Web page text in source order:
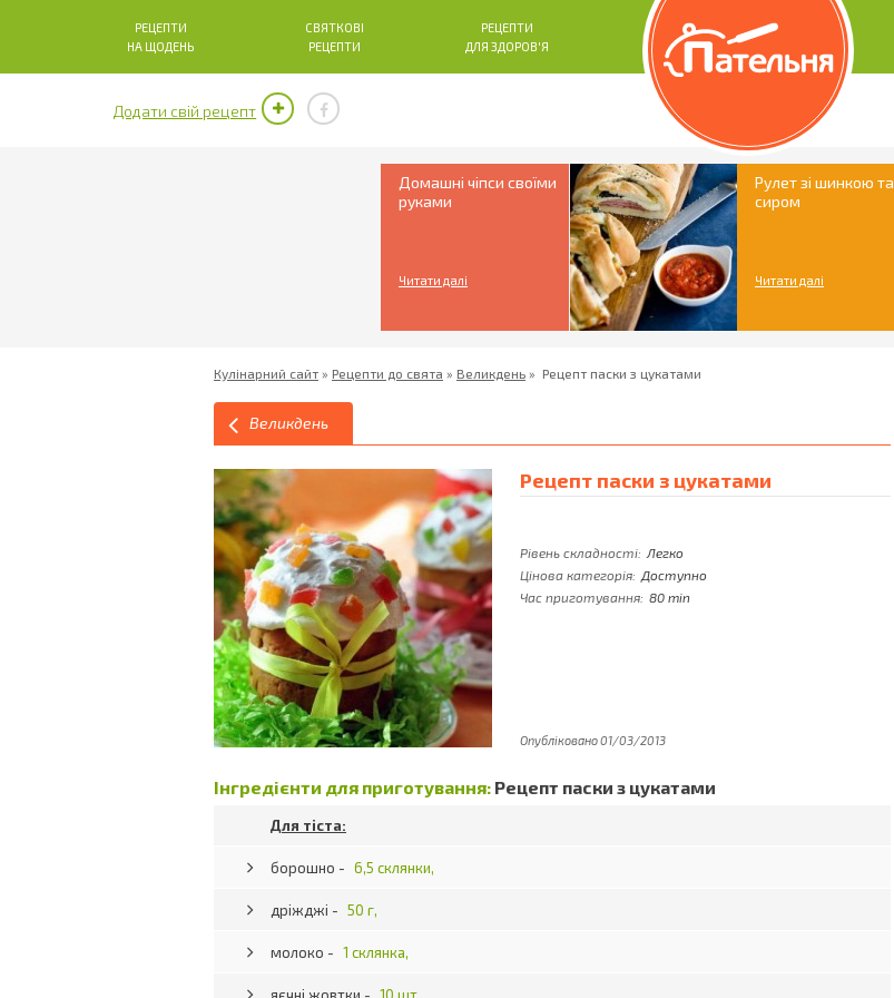
РЕЦЕПТИ
НА ЩОДЕНЬ
СВЯТКОВІ
РЕЦЕПТИ
РЕЦЕПТИ
ДЛЯ ЗДОРОВ'Я
Додати свій рецепт
Домашні чіпси своїми
руками
Читати далі
Рулет зі шинкою та
сиром
Читати далі
Кулінарний сайт » Рецепти до свята » Великдень » Рецепт паски з цукатами
Великдень
Рецепт паски з цукатами
Рівень складності: Легко
Цінова категорія: Доступно
Час приготування: 80 min
Опубліковано 01/03/2013
Інгредієнти для приготування: Рецепт паски з цукатами
Для тіста:
борошно - 6,5 склянки,
дріжджі - 50 г,
молоко - 1 склянка,